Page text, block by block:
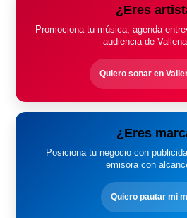
¿Eres
Promociona tu música, agenda
audiencia de
Quiero sonar en
¿Eres
Posiciona tu negocio con
emisora con
Quiero pautar mi